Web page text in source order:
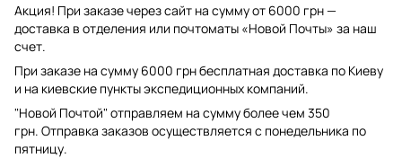
Акция! При заказе через сайт на сумму от 6000 грн —
доставка в отделения или почтоматы «Новой Почты» за наш
счет.
При заказе на сумму 6000 грн бесплатная доставка по Киеву
и на киевские пункты экспедиционных компаний.
"Новой Почтой" отправляем на сумму более чем 350
грн. Отправка заказов осуществляется с понедельника по
пятницу.